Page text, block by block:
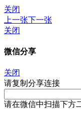
关闭
上一张下一张
关闭
微信分享
关闭
请复制分享连接
请在微信中扫描下方